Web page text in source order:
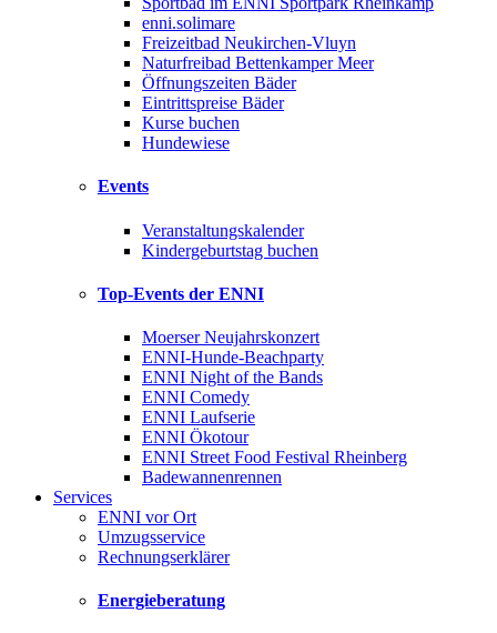
enni.solimare
Freizeitbad Neukirchen-Vluyn
Naturfreibad Bettenkamper Meer
Öffnungszeiten Bäder
Eintrittspreise Bäder
Kurse buchen
Hundewiese
Events
Veranstaltungskalender
Kindergeburtstag buchen
Top-Events der ENNI
Moerser Neujahrskonzert
ENNI-Hunde-Beachparty
ENNI Night of the Bands
ENNI Comedy
ENNI Laufserie
ENNI Ökotour
ENNI Street Food Festival Rheinberg
Badewannenrennen
Services
ENNI vor Ort
Umzugsservice
Rechnungserklärer
Energieberatung